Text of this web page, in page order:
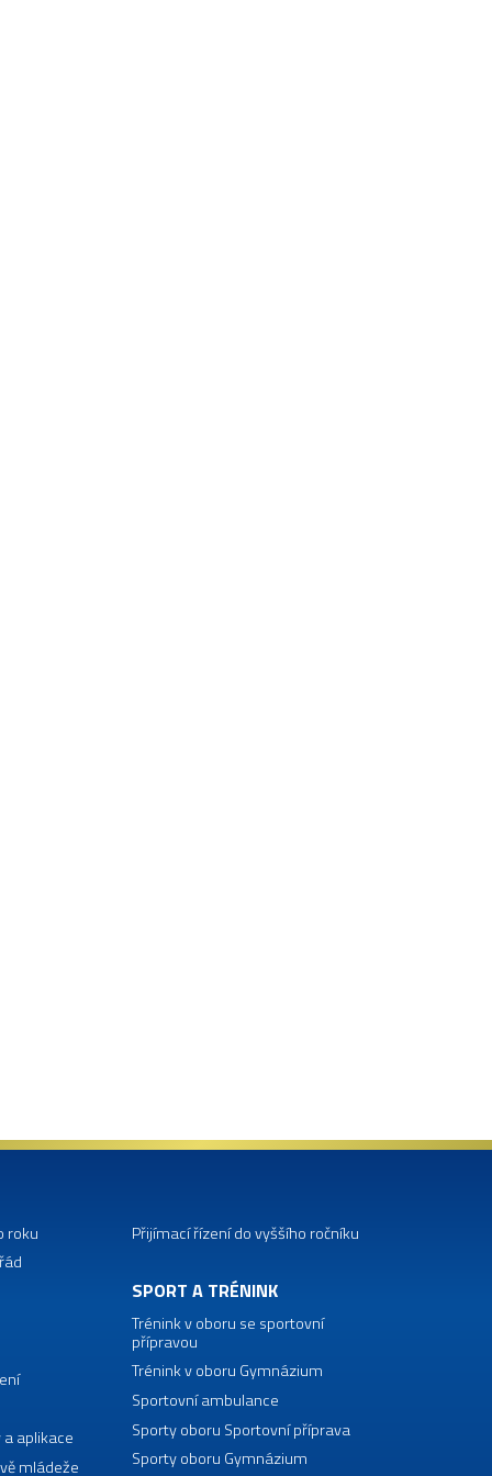
roku
aplikace
mládeže
Přijímací řízení do vyššího ročníku
SPORT A TRÉNINK
Trénink v oboru se sportovní
přípravou
Trénink v oboru Gymnázium
Sportovní ambulance
Sporty oboru Sportovní příprava
Sporty oboru Gymnázium